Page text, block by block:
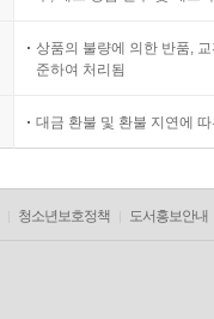
상품의 불량에 의한 반품,
준하여 처리됨
대금 환불 및 환불 지연에
청소년보호정책 도서홍보안내